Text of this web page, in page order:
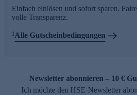
Einfach einlösen und sofort sparen.
volle Transparenz.
1 Alle Gutscheinbedingungen
Newsletter abonnieren – 10 €
Ich möchte den HSE-Newsletter